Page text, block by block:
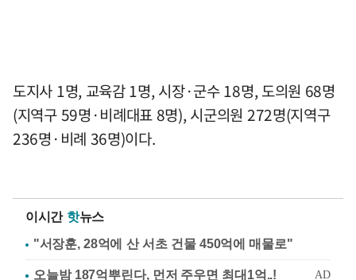
도지사 1명, 교육감 1명, 시장·군수 18명, 도의원 68명
(지역구 59명·비례대표 8명), 시군의원 272명(지역구
236명·비례 36명)이다.
이시간 핫뉴스
"서장훈, 28억에 산 서초 건물 450억에 매물로"